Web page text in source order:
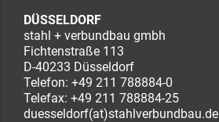
DÜSSELDORF
stahl + verbundbau gmbh
Fichtenstraße 113
D-40233 Düsseldorf
Telefon: +49 211 788884-0
Telefax: +49 211 788884-25
duesseldorf(at)stahlverbundbau.de